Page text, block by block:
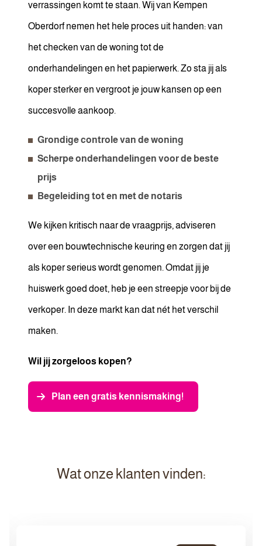
verrassingen komt te staan. Wij van Kempen
Oberdorf nemen het hele proces uit handen: van
het checken van de woning tot de
onderhandelingen en het papierwerk. Zo sta jij als
koper sterker en vergroot je jouw kansen op een
succesvolle aankoop.
Grondige controle van de woning
Scherpe onderhandelingen voor de beste
prijs
Begeleiding tot en met de notaris
We kijken kritisch naar de vraagprijs, adviseren
over een bouwtechnische keuring en zorgen dat jij
als koper serieus wordt genomen. Omdat jij je
huiswerk goed doet, heb je een streepje voor bij de
verkoper. In deze markt kan dat nét het verschil
maken.
Wil jij zorgeloos kopen?
Plan een gratis kennismaking!
Wat onze klanten vinden: